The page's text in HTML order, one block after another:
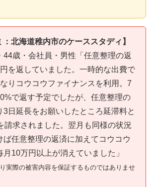
北海道稚内市のケーススタディ】
44歳・会社員・男性「任意整理の返
を返していました。一時的な出費で
りコウコウファイナンスを利用。7
で返す予定でしたが、任意整理の
3日延長をお願いしたところ延滞料と
請求されました。翌月も同様の状況
ば任意整理の返済に加えてコウコウ
10万円以上が消えていました」
実際の被害内容を保証するものではありませ